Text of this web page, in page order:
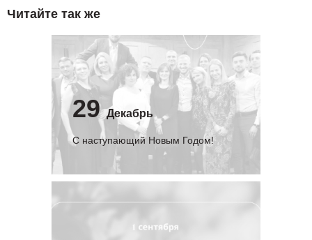
Читайте так же
29 Декабрь
С наступающий Новым Годом!